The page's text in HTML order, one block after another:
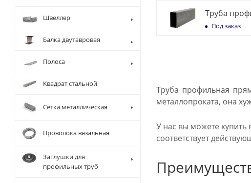
Труба
Под заказ
Труба профильная
металлопроката, она
У нас вы можете купить
соответствует
Швеллер
Балка двутавровая
Полоса
Квадрат стальной
Сетка металлическая
Проволока вязальная
Заглушки для
профильных труб